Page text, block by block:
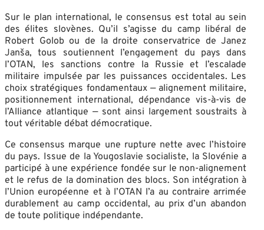
Sur le plan international, le consensus est total au sein
des élites slovènes. Qu’il s’agisse du camp libéral de
Robert Golob ou de la droite conservatrice de Janez
Janša, tous soutiennent l’engagement du pays dans
l’OTAN, les sanctions contre la Russie et l’escalade
militaire impulsée par les puissances occidentales. Les
choix stratégiques fondamentaux — alignement militaire,
positionnement international, dépendance vis-à-vis de
l’Alliance atlantique — sont ainsi largement soustraits à
tout véritable débat démocratique.
Ce consensus marque une rupture nette avec l’histoire
du pays. Issue de la Yougoslavie socialiste, la Slovénie a
participé à une expérience fondée sur le non-alignement
et le refus de la domination des blocs. Son intégration à
l’Union européenne et à l’OTAN l’a au contraire arrimée
durablement au camp occidental, au prix d’un abandon
de toute politique indépendante.